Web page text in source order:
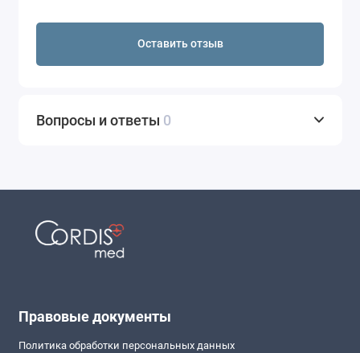
Оставить отзыв
Вопросы и ответы 0
Правовые документы
Политика обработки персональных данных